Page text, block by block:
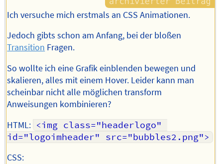
Ich versuche mich erstmals an CSS Animationen.
Jedoch gibts schon am Anfang, bei der bloßen
Transition Fragen.
So wollte ich eine Grafik einblenden bewegen und
skalieren, alles mit einem Hover. Leider kann man
scheinbar nicht alle möglichen transform
Anweisungen kombinieren?
HTML: <img class="headerlogo"
id="logoimheader" src="bubbles2.png">
CSS: